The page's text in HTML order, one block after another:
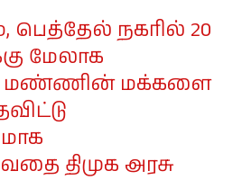
பெத்தேல் நகரில் 20
மேலாக
மண்ணின் மக்களை
திமுக அரசு